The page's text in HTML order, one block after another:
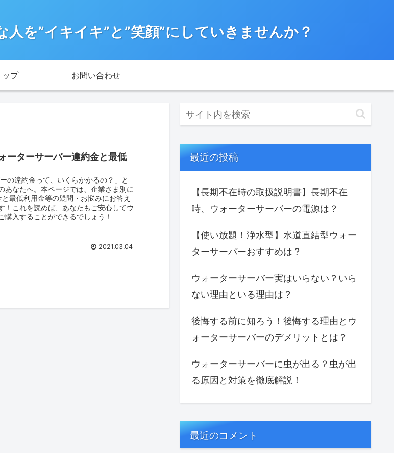
を”イキイキ”と”笑顔”にしていきませんか？
ップ お問い合わせ
ーターサーバー違約金と最低
の違約金って、いくらかかるの？」と
あなたへ。本ページでは、企業さま別に
と最低利用金等の疑問・お悩みにお答え
！これを読めば、あなたもご安心してウ
購入することができるでしょう！
2021.03.04
最近の投稿
【長期不在時の取扱説明書】長期不在
時、ウォーターサーバーの電源は？
【使い放題！浄水型】水道直結型ウォー
ターサーバーおすすめは？
ウォーターサーバー実はいらない？いら
ない理由といる理由は？
後悔する前に知ろう！後悔する理由とウ
ォーターサーバーのデメリットとは？
ウォーターサーバーに虫が出る？虫が出
る原因と対策を徹底解説！
最近のコメント